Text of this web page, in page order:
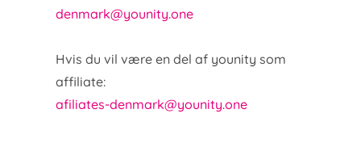
denmark@younity.one
Hvis du vil være en del af younity som
affiliate:
afiliates-denmark@younity.one